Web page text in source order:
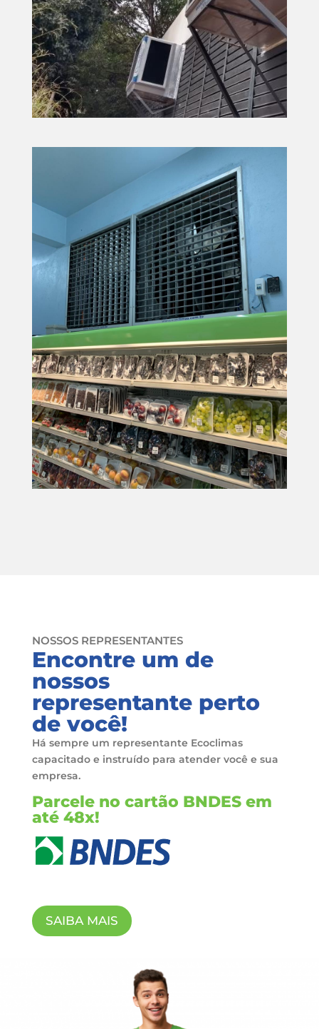
NOSSOS REPRESENTANTES
Encontre um de
nossos
representante perto
de você!
Há sempre um representante Ecoclimas
capacitado e instruído para atender você e sua
empresa.
Parcele no cartão BNDES em
até 48x!
SAIBA MAIS